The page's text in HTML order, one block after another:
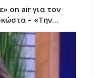
on air για τον
– «Την…